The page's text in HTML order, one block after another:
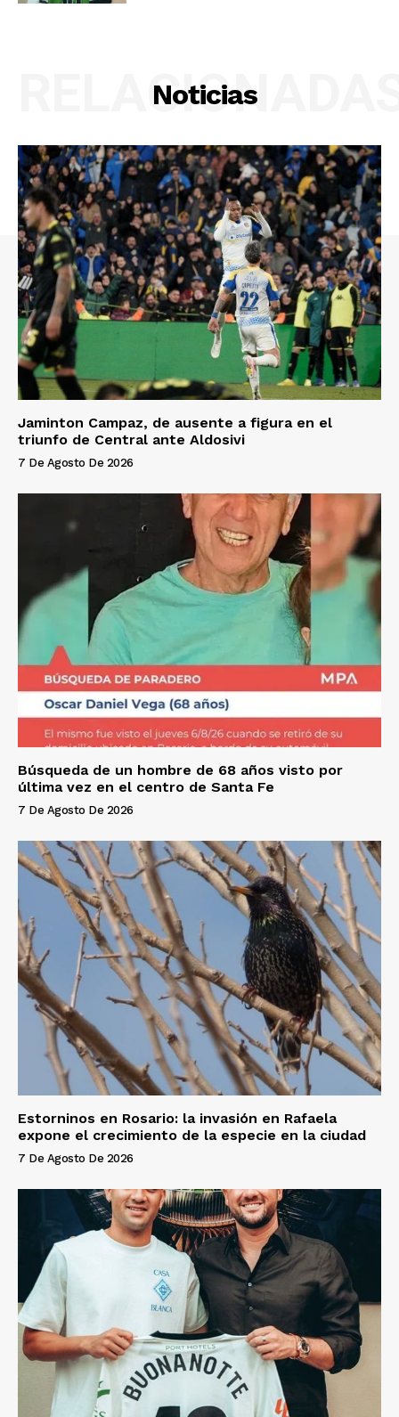
Noticias
Jaminton Campaz, de ausente a figura en el
triunfo de Central ante Aldosivi
7 De Agosto De 2026
Búsqueda de un hombre de 68 años visto por
última vez en el centro de Santa Fe
7 De Agosto De 2026
Estorninos en Rosario: la invasión en Rafaela
expone el crecimiento de la especie en la ciudad
7 De Agosto De 2026